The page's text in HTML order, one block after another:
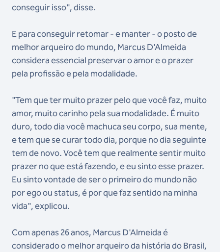
conseguir isso", disse.
E para conseguir retomar - e manter - o posto de
melhor arqueiro do mundo, Marcus D'Almeida
considera essencial preservar o amor e o prazer
pela profissão e pela modalidade.
"Tem que ter muito prazer pelo que você faz, muito
amor, muito carinho pela sua modalidade. É muito
duro, todo dia você machuca seu corpo, sua mente,
e tem que se curar todo dia, porque no dia seguinte
tem de novo. Você tem que realmente sentir muito
prazer no que está fazendo, e eu sinto esse prazer.
Eu sinto vontade de ser o primeiro do mundo não
por ego ou status, é por que faz sentido na minha
vida", explicou.
Com apenas 26 anos, Marcus D'Almeida é
considerado o melhor arqueiro da história do Brasil,